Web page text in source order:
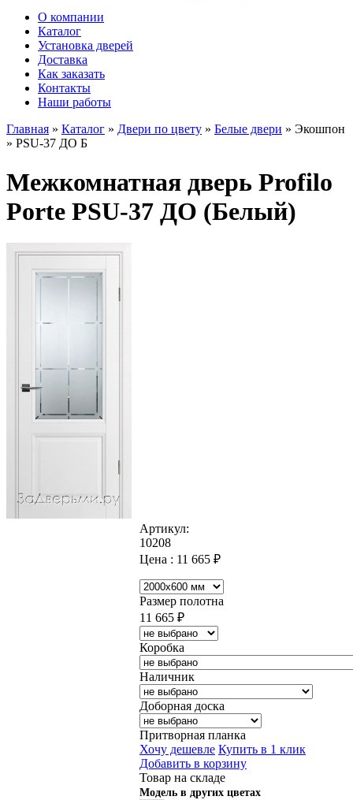
О компании
Каталог
Установка дверей
Доставка
Как заказать
Контакты
Наши работы
Главная » Каталог » Двери по цвету » Белые двери » Экошпон
» PSU-37 ДО Б
Межкомнатная дверь Profilo
Porte PSU-37 ДО (Белый)
Артикул:
10208
Цена : 11 665 ₽
Размер полотна
11 665 ₽
Коробка
Наличник
Доборная доска
Притворная планка
Хочу дешевле Купить в 1 клик
Добавить в корзину
Товар на складе
Модель в других цветах